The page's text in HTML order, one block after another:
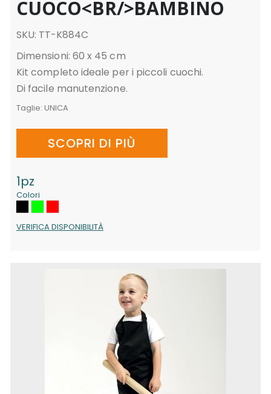
CUOCO<BR/>BAMBINO
SKU: TT-K884C
Dimensioni: 60 x 45 cm
Kit completo ideale per i piccoli cuochi.
Di facile manutenzione.
Taglie: UNICA
SCOPRI DI PIÙ
1pz
Colori
VERIFICA DISPONIBILITÀ